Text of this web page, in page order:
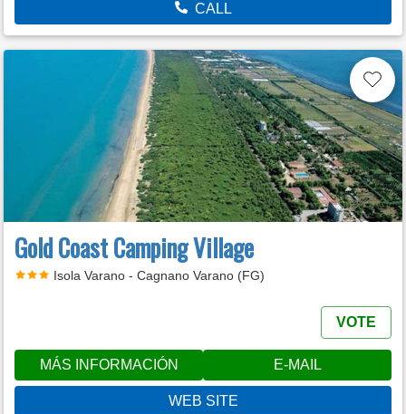
CALL
Gold Coast Camping Village
Isola Varano - Cagnano Varano (FG)
VOTE
MÁS INFORMACIÓN E-MAIL
WEB SITE